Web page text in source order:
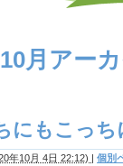
月アー
にもこっ
年10月 4日 22:12) | 個別